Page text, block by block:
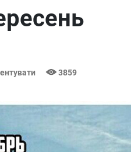
3859